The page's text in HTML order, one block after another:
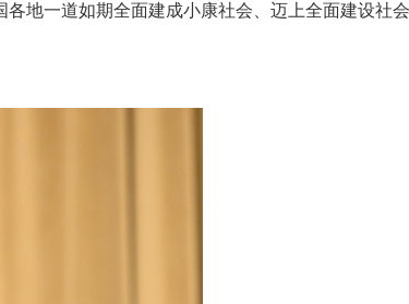
地一道如期全面建成小康社会、迈上全面建设社